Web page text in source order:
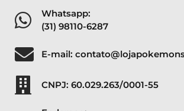
Whatsapp:
(31) 98110-6287
E-mail:
CNPJ: 60.029.263/0001-55